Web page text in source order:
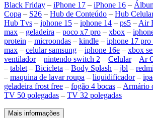
Black Friday – iPhone 17 – iPhone 16 –
Copa – S26 – Hub de Conteúdo – Hub
Hub Tvs – iphone 15 – iphone 14 – ps5 –Air
max – geladeira – poco x7 pro – xbox –
protein – microondas – kindle – iphone 17 pro
max – celular samsung – iphone 16e – xbox
ventilador– nintendo switch 2 – Celular–Ar
– tablet– Bicicleta – Body Splash – jbl –
– maquina de lavar roupa – liquidificador–
geladeira frost free – fogão 4 bocas –Armário
TV 50 polegadas – TV 32 polegadas
Mais informações